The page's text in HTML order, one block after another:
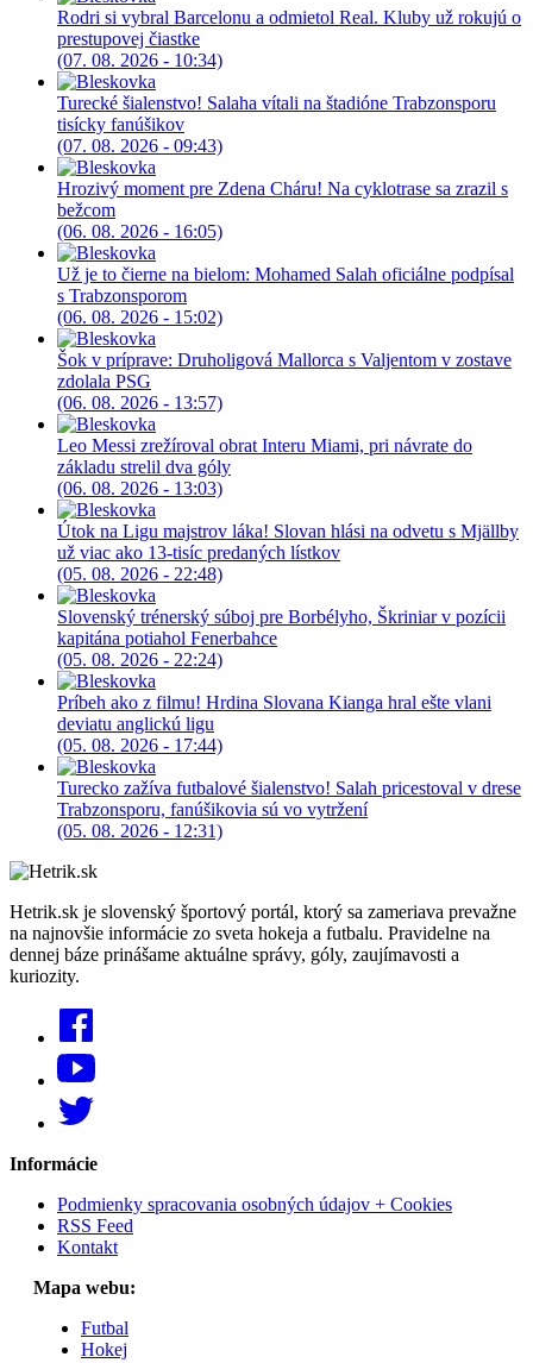
Rodri si vybral Barcelonu a odmietol Real. Kluby už rokujú o
prestupovej čiastke
(07. 08. 2026 - 10:34)
Turecké šialenstvo! Salaha vítali na štadióne Trabzonsporu
tisícky fanúšikov
(07. 08. 2026 - 09:43)
Hrozivý moment pre Zdena Cháru! Na cyklotrase sa zrazil s
bežcom
(06. 08. 2026 - 16:05)
Už je to čierne na bielom: Mohamed Salah oficiálne podpísal
s Trabzonsporom
(06. 08. 2026 - 15:02)
Šok v príprave: Druholigová Mallorca s Valjentom v zostave
zdolala PSG
(06. 08. 2026 - 13:57)
Leo Messi zrežíroval obrat Interu Miami, pri návrate do
základu strelil dva góly
(06. 08. 2026 - 13:03)
Útok na Ligu majstrov láka! Slovan hlási na odvetu s Mjällby
už viac ako 13-tisíc predaných lístkov
(05. 08. 2026 - 22:48)
Slovenský trénerský súboj pre Borbélyho, Škriniar v pozícii
kapitána potiahol Fenerbahce
(05. 08. 2026 - 22:24)
Príbeh ako z filmu! Hrdina Slovana Kianga hral ešte vlani
deviatu anglickú ligu
(05. 08. 2026 - 17:44)
Turecko zažíva futbalové šialenstvo! Salah pricestoval v drese
Trabzonsporu, fanúšikovia sú vo vytržení
(05. 08. 2026 - 12:31)
Hetrik.sk je slovenský športový portál, ktorý sa zameriava prevažne
na najnovšie informácie zo sveta hokeja a futbalu. Pravidelne na
dennej báze prinášame aktuálne správy, góly, zaujímavosti a
kuriozity.
Informácie
Podmienky spracovania osobných údajov + Cookies
RSS Feed
Kontakt
Mapa webu:
Futbal
Hokej